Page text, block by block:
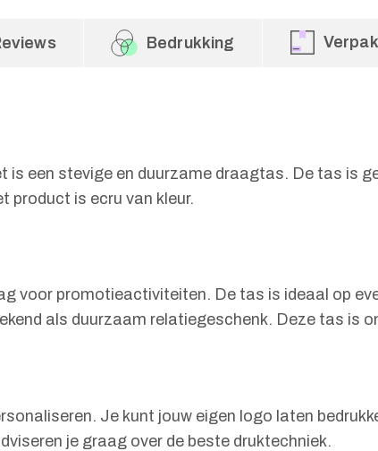
Bedrukking
is een stevige en duurzame draagtas. De tas is
product is ecru van kleur.
voor promotieactiviteiten. De tas is ideaal op
als duurzaam relatiegeschenk. Deze tas is
Je kunt jouw eigen logo laten
je graag over de beste druktechniek.